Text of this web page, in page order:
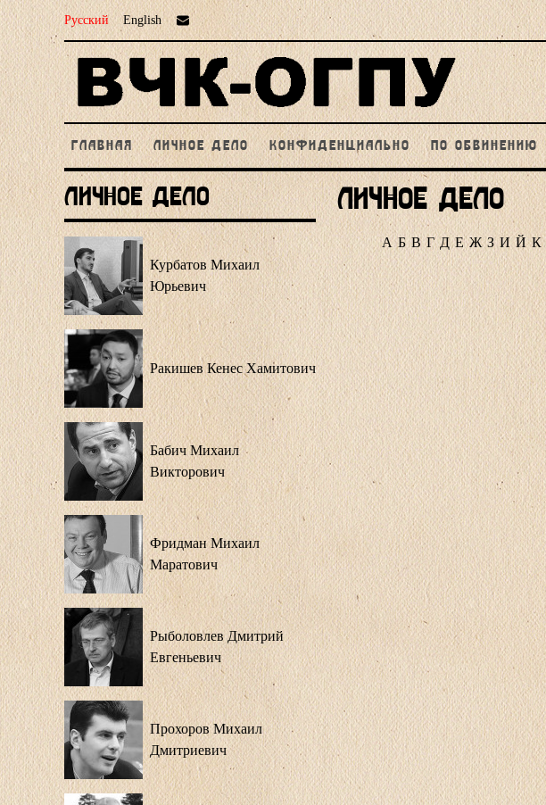
Русский English
ГЛАВНАЯ ЛИЧНОЕ ДЕЛО КОНФИДЕНЦИАЛЬНО ПО ОБВИНЕНИЮ
Личное Дело
Курбатов Михаил
Юрьевич
Ракишев Кенес Хамитович
Бабич Михаил
Викторович
Фридман Михаил
Маратович
Рыболовлев Дмитрий
Евгеньевич
Прохоров Михаил
Дмитриевич
Личное дело
А Б В Г Д Е Ж З И Й К